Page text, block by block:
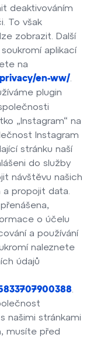
deaktivováním
To však
zobrazit. Další
aplikací
na
en-ww/
plugin
„Instagram“ na
Instagram
stránku naší
do služby
návštěvu našich
propojit data.
o účelu
a používání
naleznete
údajů
našimi stránkami
musíte před